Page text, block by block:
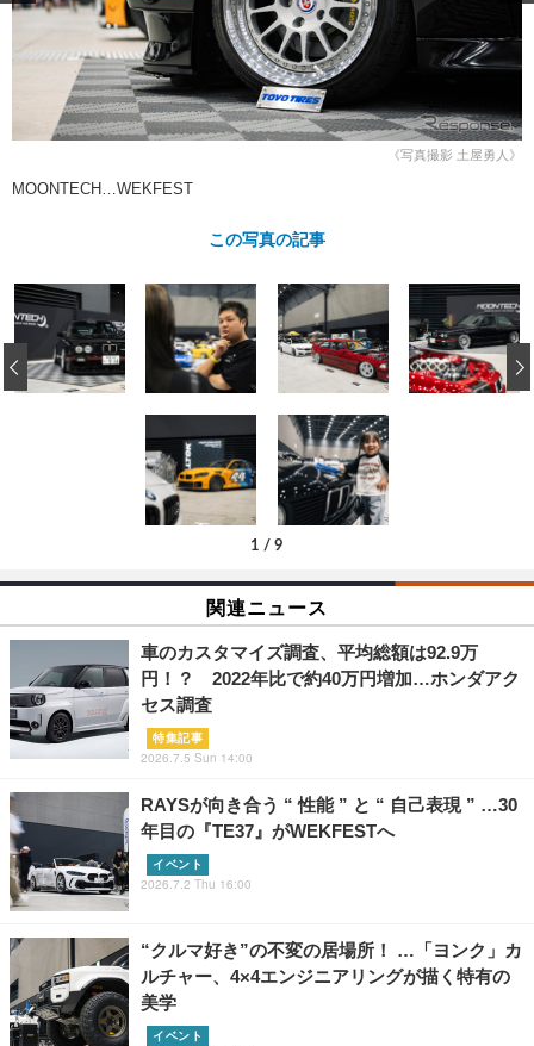
鈑金・塗装
ヘッドライト磨き コーティング
フィルム・ラッピング
小キズ直し 防錆
ストップ 不具合修理＆粗悪修理
カーメーカー「旧車」関連プロジェ
クト
ショップ紹介
ショップレポート プロショップ検索
レストア
カーメーカー「旧車」関連プロジ
イベント
《写真撮影 土屋勇人》
MOONTECH…WEKFEST
この写真の記事
1 / 9
‹
関連ニュース
車のカスタマイズ調査、平均総額は92.9万
円！？ 2022年比で約40万円増加…ホンダアク
セス調査
特集記事
2026.7.5 Sun 14:00
RAYSが向き合う “ 性能 ” と “ 自己表現 ” …30
年目の『TE37』がWEKFESTへ
イベント
2026.7.2 Thu 16:00
“クルマ好き”の不変の居場所！ …「ヨンク」カ
ルチャー、4×4エンジニアリングが描く特有の
美学
イベント